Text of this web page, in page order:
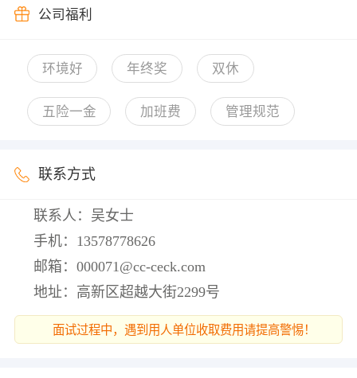
公司福利
环境好 年终奖 双休
五险一金 加班费 管理规范
联系方式
联系人：吴女士
手机： 13578778626
邮箱： 000071@cc-ceck.com
地址：高新区超越大街2299号
面试过程中，遇到用人单位收取费用请提高警惕！